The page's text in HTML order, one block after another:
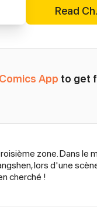
Read
App to get
zone. Dans
lors d'une
cherché !